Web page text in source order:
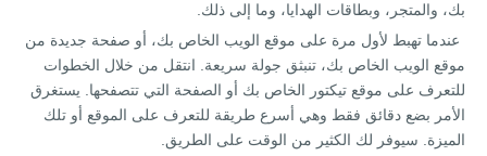
بك، والمتجر، وبطاقات الهدايا، وما إلى ذلك.
عندما تهبط لأول مرة على موقع الويب الخاص بك، أو صفحة جديدة من
موقع الويب الخاص بك، تنبثق جولة سريعة. انتقل من خلال الخطوات
للتعرف على موقع تيكتور الخاص بك أو الصفحة التي تتصفحها. يستغرق
الأمر بضع دقائق فقط وهي أسرع طريقة للتعرف على الموقع أو تلك
الميزة. سيوفر لك الكثير من الوقت على الطريق.